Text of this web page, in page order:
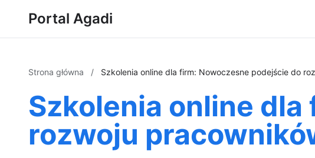
Portal Agadi
Strona główna / Szkolenia online dla firm: Nowoczesne podejście do
Szkolenia online
rozwoju